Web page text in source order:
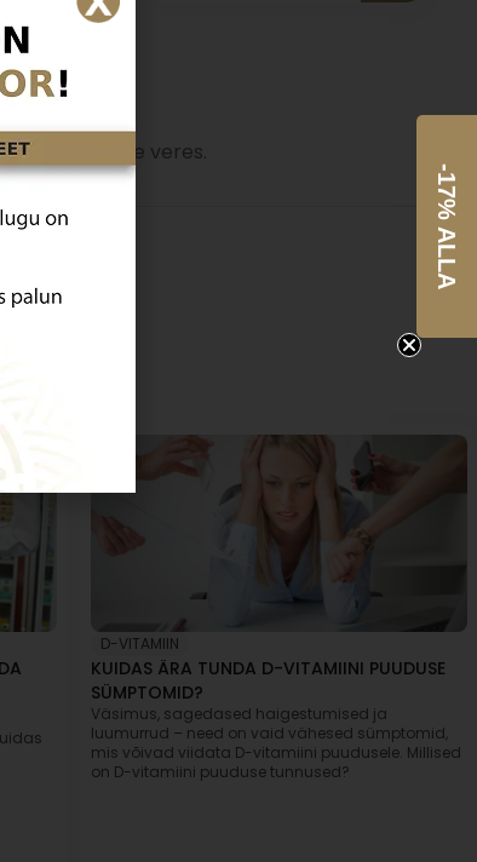
säilitamisele veres.
D-VITAMIIN
KUIDAS ÄRA TUNDA D-VITAMIINI PUUDUSE
SÜMPTOMID?
Väsimus, sagedased haigestumised ja
luumurrud – need on vaid vähesed sümptomid,
mis võivad viidata D-vitamiini puudusele. Millised
on D-vitamiini puuduse tunnused?
-17% ALLA